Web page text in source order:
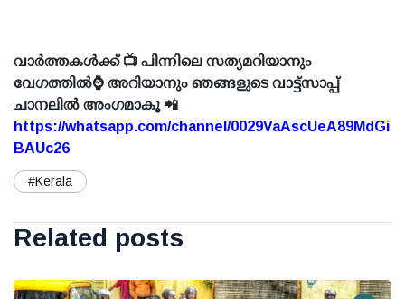
വാർത്തകൾക്ക് 📺 പിന്നിലെ സത്യമറിയാനും
വേഗത്തിൽ⌚ അറിയാനും ഞങ്ങളുടെ വാട്ട്സാപ്പ്
ചാനലിൽ അംഗമാകൂ 📲
https://whatsapp.com/channel/0029VaAscUeA89MdGi
BAUc26
#Kerala
Related posts